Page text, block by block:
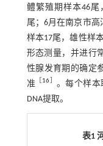
鳢繁殖期样本46尾
尾；6月在南京市
样本17尾，雄性样
形态测量，并进行
性腺发育期的确定
准 ［16］ 。每个样本
DNA提取。
表1